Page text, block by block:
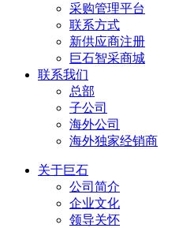
采购管理平台
联系方式
新供应商注册
巨石智采商城
联系我们
总部
子公司
海外公司
海外独家经销商
关于巨石
公司简介
企业文化
领导关怀